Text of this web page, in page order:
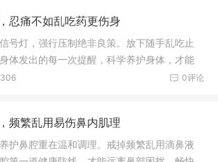
忍痛不如乱吃药更伤身
号灯，强行压制绝非良策。放下随手乱吃止
体发出的每一次提醒，科学养护身体，才能
身心长久安康。
0评论
306
频繁乱用易伤鼻内肌理
护鼻腔重在温和调理。戒掉频繁乱用滴鼻液